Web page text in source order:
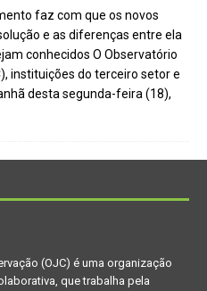
faz com que os novos
e as diferenças entre ela
conhecidos O Observatório
instituições do terceiro setor e
desta segunda-feira (18),
(OJC) é uma organização
que trabalha pela